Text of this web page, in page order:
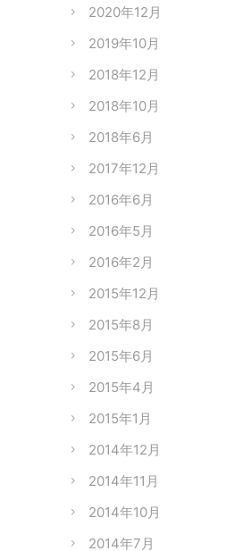
2020年12月
2019年10月
2018年12月
2018年10月
2018年6月
2017年12月
2016年6月
2016年5月
2016年2月
2015年12月
2015年8月
2015年6月
2015年4月
2015年1月
2014年12月
2014年11月
2014年10月
2014年7月